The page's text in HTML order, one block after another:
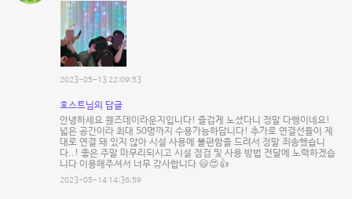
2023-05-13 22:09:53
호스트님의 답글
안녕하세요 웬즈데이라운지입니다! 즐겁게 노셨다니 정말 다행이네요!
넓은 공간이라 최대 50명까지 수용가능하답니다! 추가로 연결선들이 제
대로 연결 돼 있지 않아 시설 사용에 불편함을 드려서 정말 죄송했습니
다..! 좋은 주말 마무리되시고 시설 점검 및 사용 방법 전달에 노력하겠습
니다 이용해주셔서 너무 감사합니다 😃😍👍
2023-05-14 14:36:59